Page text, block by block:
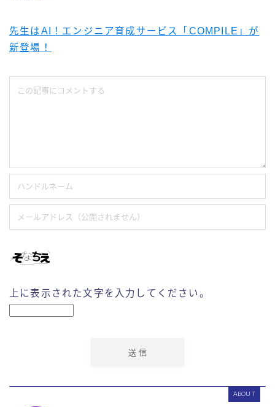
先生はAI！エンジニア育成サービス「COMPILE」が
新登場！
上に表示された文字を入力してください。
ABOUT